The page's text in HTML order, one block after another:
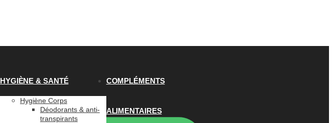
HYGIÈNE & SANTÉ
Hygiène Corps
Déodorants & anti-
transpirants
COMPLÉMENTS
ALIMENTAIRES